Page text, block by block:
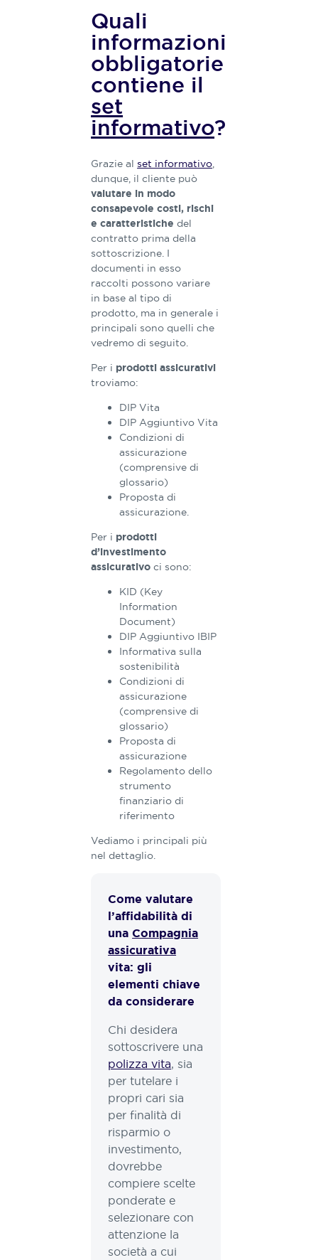
Quali
informazioni
obbligatorie
contiene il
set
informativo?
Grazie alset informativo
dunque, il cliente può
valutare in modo
consapevole costi, rischi
e caratteristiche del
contratto prima della
sottoscrizione. I
documenti in esso
raccolti possono variare
in base al tipo di
prodotto, ma in generale i
principali sono quelli che
vedremo di seguito.
Per i prodotti assicurativi
troviamo:
DIP Vita
DIP Aggiuntivo Vita
Condizioni di
assicurazione
(comprensive di
glossario)
Proposta di
assicurazione.
Per i prodotti
d’investimento
assicurativo ci sono:
KID (Key
Information
Document)
DIP Aggiuntivo IBIP
Informativa sulla
sostenibilità
Condizioni di
assicurazione
(comprensive di
glossario)
Proposta di
assicurazione
Regolamento dello
strumento
finanziario di
riferimento
Vediamo i principali più
nel dettaglio.
Come valutare
l’affidabilità di
unaCompagnia
assicurativa
vita: gli
elementi chiave
da considerare
Chi desidera
sottoscrivere una
polizza vita, sia
per tutelare i
propri cari sia
per finalità di
risparmio o
investimento,
dovrebbe
compiere scelte
ponderate e
selezionare con
attenzione la
società a cui